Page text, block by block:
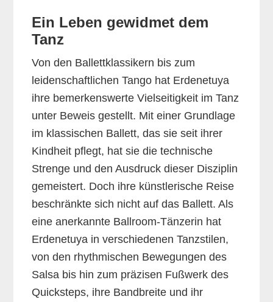
Ein Leben gewidmet dem
Tanz
Von den Ballettklassikern bis zum
leidenschaftlichen Tango hat Erdenetuya
ihre bemerkenswerte Vielseitigkeit im Tanz
unter Beweis gestellt. Mit einer Grundlage
im klassischen Ballett, das sie seit ihrer
Kindheit pflegt, hat sie die technische
Strenge und den Ausdruck dieser Disziplin
gemeistert. Doch ihre künstlerische Reise
beschränkte sich nicht auf das Ballett. Als
eine anerkannte Ballroom-Tänzerin hat
Erdenetuya in verschiedenen Tanzstilen,
von den rhythmischen Bewegungen des
Salsa bis hin zum präzisen Fußwerk des
Quicksteps, ihre Bandbreite und ihr